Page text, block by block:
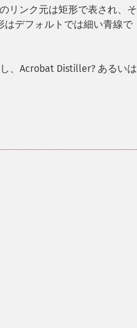
リンク元は矩形で表され、そ
はデフォルトでは細い青線で
、Acrobat Distiller? あるいは